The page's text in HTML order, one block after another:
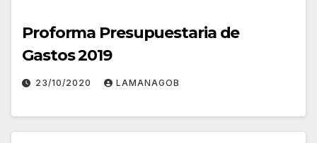
Proforma Presupuestaria de
Gastos 2019
23/10/2020 LAMANAGOB